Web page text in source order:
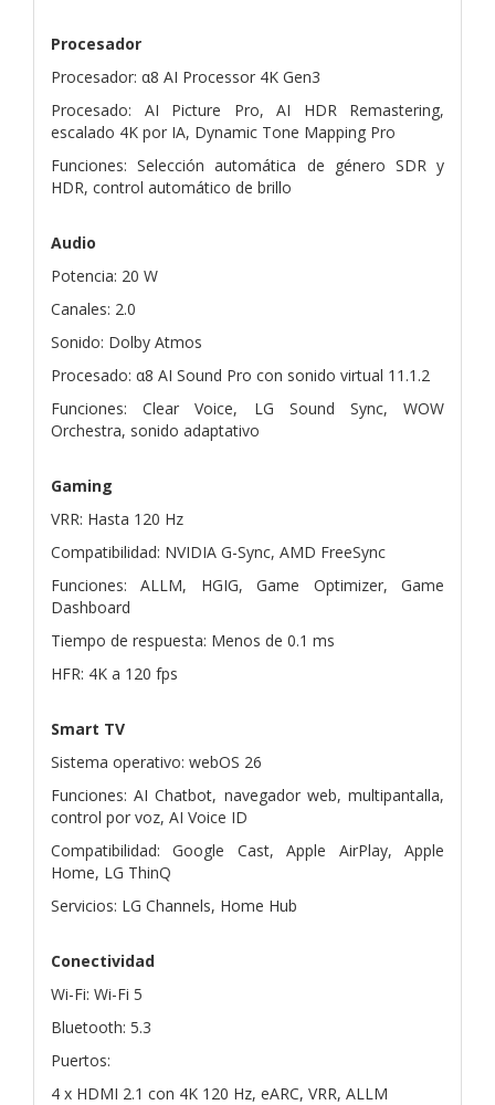
Procesador
Procesador: α8 AI Processor 4K Gen3
Procesado: AI Picture Pro, AI HDR Remastering,
escalado 4K por IA, Dynamic Tone Mapping Pro
Funciones: Selección automática de género SDR y
HDR, control automático de brillo
Audio
Potencia: 20 W
Canales: 2.0
Sonido: Dolby Atmos
Procesado: α8 AI Sound Pro con sonido virtual 11.1.2
Funciones: Clear Voice, LG Sound Sync, WOW
Orchestra, sonido adaptativo
Gaming
VRR: Hasta 120 Hz
Compatibilidad: NVIDIA G-Sync, AMD FreeSync
Funciones: ALLM, HGIG, Game Optimizer, Game
Dashboard
Tiempo de respuesta: Menos de 0.1 ms
HFR: 4K a 120 fps
Smart TV
Sistema operativo: webOS 26
Funciones: AI Chatbot, navegador web, multipantalla,
control por voz, AI Voice ID
Compatibilidad: Google Cast, Apple AirPlay, Apple
Home, LG ThinQ
Servicios: LG Channels, Home Hub
Conectividad
Wi-Fi: Wi-Fi 5
Bluetooth: 5.3
Puertos:
4 x HDMI 2.1 con 4K 120 Hz, eARC, VRR, ALLM